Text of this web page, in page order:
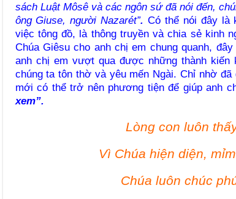
sách Luật Môsê và các ngôn sứ đã nói đến,
ông Giuse, người Nazarét”. Có thể nói đây là
việc tông đồ, là thông truyền và chia sẻ kinh
Chúa Giêsu cho anh chị em chung quanh,
anh chị em vượt qua được những thành kiến
chúng ta tôn thờ và yêu mến Ngài. Chỉ nhờ
mới có thể trở nên phương tiện để giúp anh
xem”.
Lòng con luôn
Vì Chúa hiện diện,
Chúa luôn chúc